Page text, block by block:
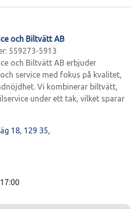
och Biltvätt AB
559273-5913
och Biltvätt AB erbjuder
service med fokus på kvalitet,
Vi kombinerar biltvätt,
under ett tak, vilket sparar
18, 129 35,